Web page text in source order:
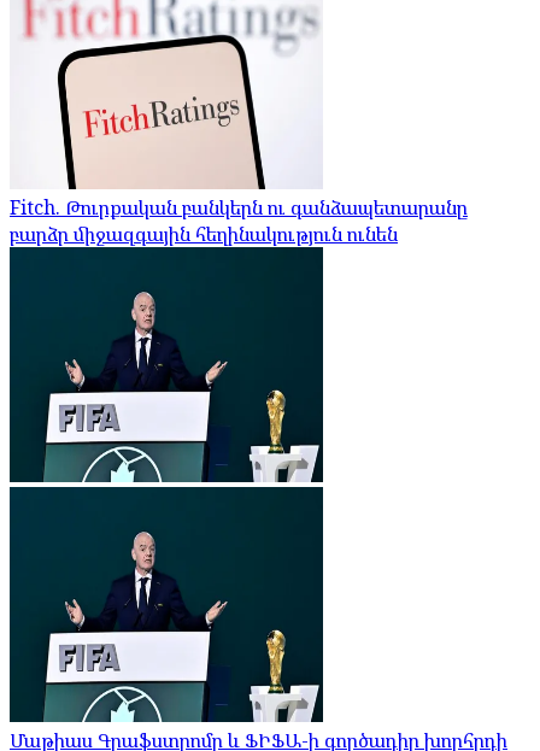
Fitch. Թուրքական բանկերն ու գանձապետարանը
բարձր միջազգային հեղինակություն ունեն
Մաթիաս Գրաֆստրոմը և ՖԻՖԱ-ի գործադիր խորհրդի